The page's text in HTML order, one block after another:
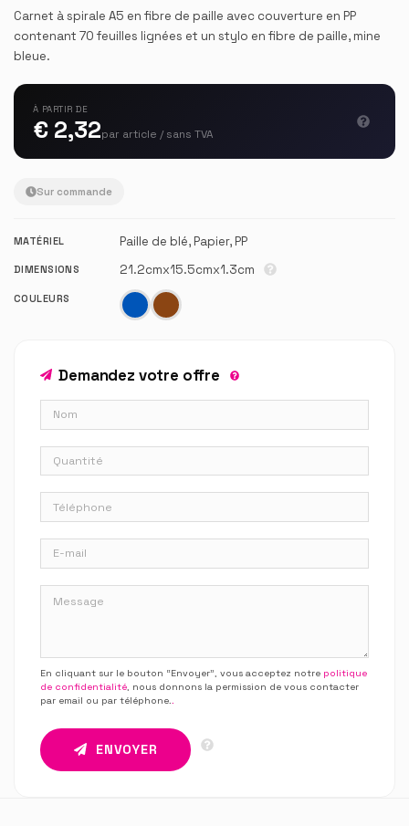
Carnet à spirale A5 en fibre de paille avec couverture en PP
contenant 70 feuilles lignées et un stylo en fibre de paille, mine
bleue.
À PARTIR DE
€ 2,32par article / sans TVA
Sur commande
MATÉRIEL Paille de blé, Papier, PP
DIMENSIONS 21.2cmx15.5cmx1.3cm
COULEURS
Demandez votre offre
En cliquant sur le bouton “Envoyer”, vous acceptez notre politique
de confidentialité, nous donnons la permission de vous contacter
par email ou par téléphone..
ENVOYER